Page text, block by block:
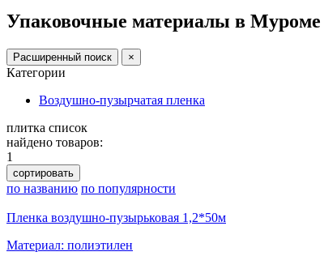
Упаковочные материалы в Муроме
Расширенный поиск ×
Категории
Воздушно-пузырчатая пленка
плитка список
найдено товаров:
1
сортировать
по названию по популярности
Пленка воздушно-пузырьковая 1,2*50м
Материал: полиэтилен